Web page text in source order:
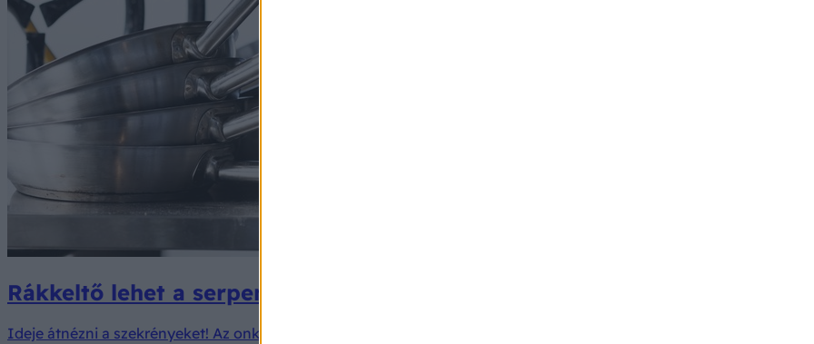
Rákkeltő lehet a serpenyője? Az onkológusok elárulják, melyik edényt
Ideje átnézni a szekrényeket! Az onkológusok szerint az egyik konyhai alapdarab veszélyesebb, mint gondolnánk.